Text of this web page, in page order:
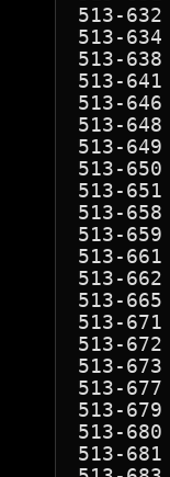
513-632
513-634
513-638
513-641
513-646
513-648
513-649
513-650
513-651
513-658
513-659
513-661
513-662
513-665
513-671
513-672
513-673
513-677
513-679
513-680
513-681